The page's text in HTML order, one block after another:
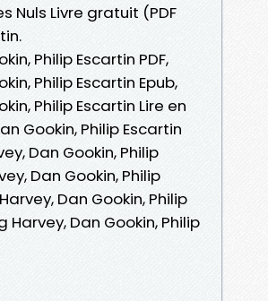
Nuls Livre gratuit (PDF
Philip Escartin PDF,
Philip Escartin Epub,
Philip Escartin Lire en
Gookin, Philip Escartin
Dan Gookin, Philip
Dan Gookin, Philip
Dan Gookin, Philip
Harvey, Dan Gookin, Philip